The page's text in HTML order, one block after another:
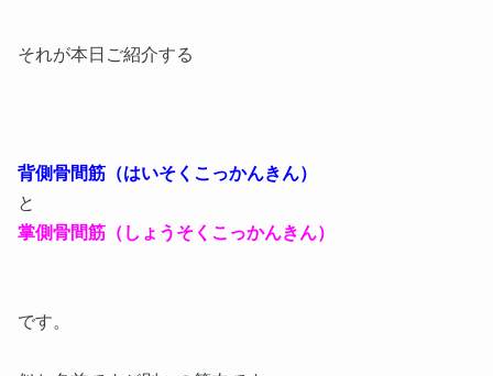
それが本日ご紹介する
背側骨間筋（はいそくこっかんきん）
と
掌側骨間筋（しょうそくこっかんきん）
です。